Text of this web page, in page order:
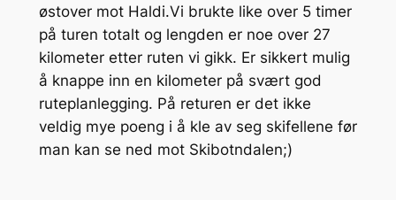
østover mot Haldi.Vi brukte like over 5 timer
på turen totalt og lengden er noe over 27
kilometer etter ruten vi gikk. Er sikkert mulig
å knappe inn en kilometer på svært god
ruteplanlegging. På returen er det ikke
veldig mye poeng i å kle av seg skifellene før
man kan se ned mot Skibotndalen;)